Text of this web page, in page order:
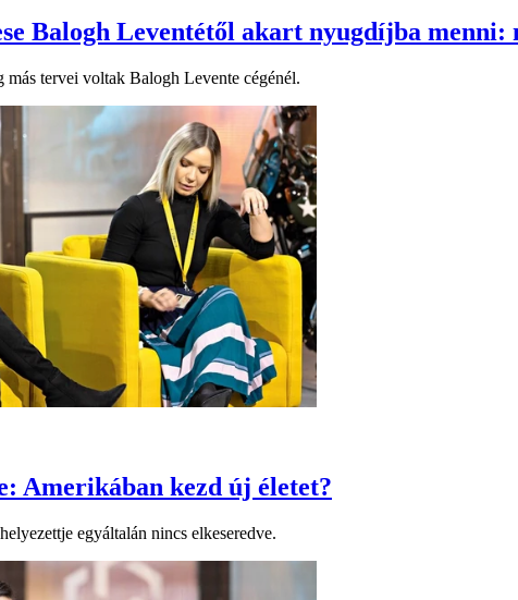
Balogh Leventétől akart nyugdíjba menni:
más tervei voltak Balogh Levente cégénél.
Amerikában kezd új életet?
egyáltalán nincs elkeseredve.